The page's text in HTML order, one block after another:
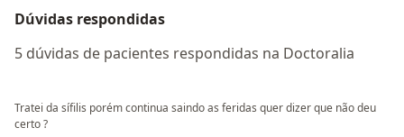
Dúvidas respondidas
5 dúvidas de pacientes respondidas na Doctoralia
Tratei da sífilis porém continua saindo as feridas quer dizer que não deu
certo ?